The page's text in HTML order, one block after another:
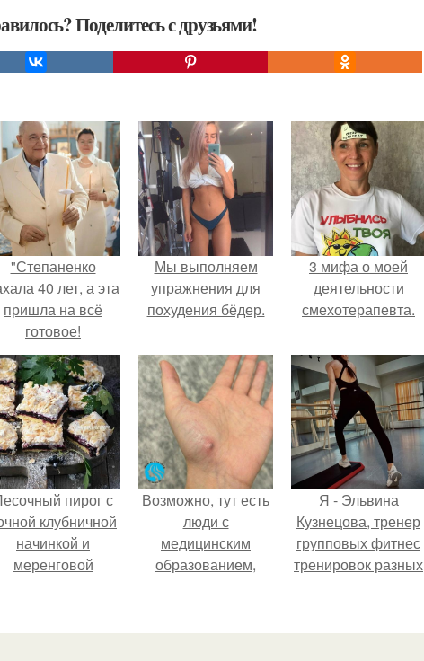
Поделитесь с друзьями!
"Степаненко
40 лет, а эта
пришла на всё
готовое!
Мы выполняем
упражнения для
похудения бёдер.
3 мифа о моей
деятельности
смехотерапевта.
пирог с
клубничной
начинкой и
меренговой
Возможно, тут есть
люди с
медицинским
образованием,
Я - Эльвина
Кузнецова, тренер
групповых фитнес
тренировок разных